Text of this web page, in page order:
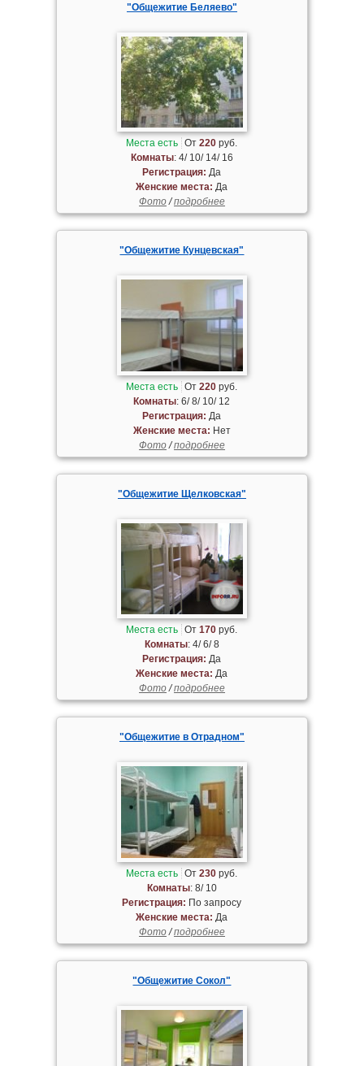
"Общежитие Беляево"
Места есть От220 руб.
Комнаты: 4/ 10/ 14/ 16
Регистрация: Да
Женские места: Да
Фото/подробнее
"Общежитие Кунцевская"
Места есть От220 руб.
Комнаты: 6/ 8/ 10/ 12
Регистрация: Да
Женские места: Нет
Фото/подробнее
"Общежитие Щелковская"
Места есть От170 руб.
Комнаты: 4/ 6/ 8
Регистрация: Да
Женские места: Да
Фото/подробнее
"Общежитие в Отрадном"
Места есть От230 руб.
Комнаты: 8/ 10
Регистрация: По запросу
Женские места: Да
Фото/подробнее
"Общежитие Сокол"